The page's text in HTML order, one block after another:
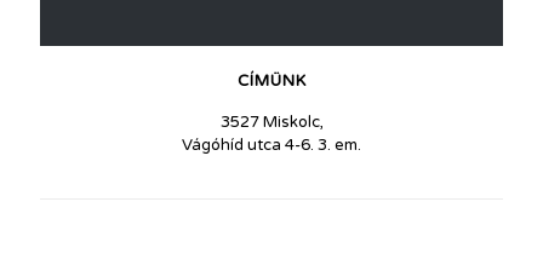
CÍMÜNK
3527 Miskolc,
Vágóhíd utca 4-6. 3. em.